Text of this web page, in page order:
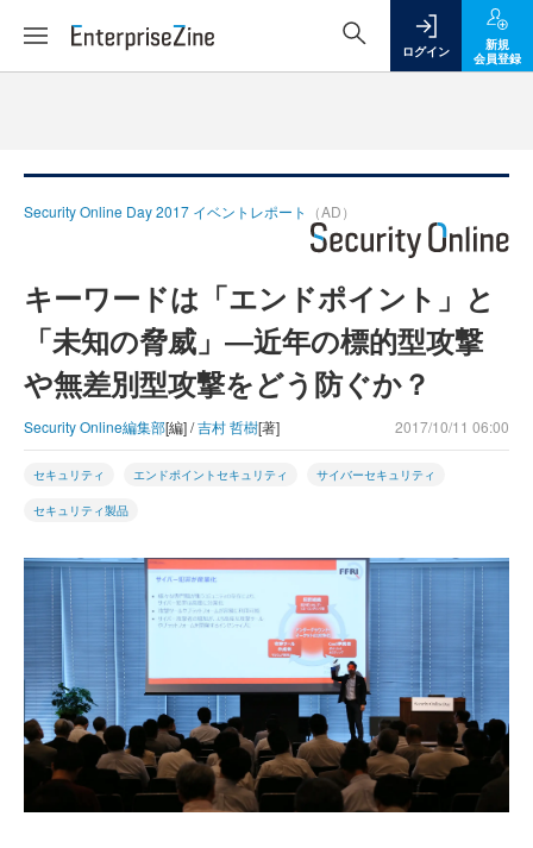
ログイン
新規
会員登録
Security Online Day 2017 イベントレポート （AD）
キーワードは「エンドポイント」と
「未知の脅威」―近年の標的型攻撃
や無差別型攻撃をどう防ぐか？
Security Online編集部[編] /吉村 哲樹[著] 2017/10/11 06:00
セキュリティ エンドポイントセキュリティ サイバーセキュリティ
セキュリティ製品